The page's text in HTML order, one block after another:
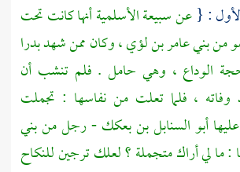
عنسبيعة الأسلميةأنها كانت تحت
منبني عامر بن لؤي، وكان ممن شهدبدرا
الوداع ، وهي حامل . فلم تنشب أن
، فلما تعلت من نفاسها : تجملت
أبو السنابل بن بعكك- رجل منبني
: ما لي أراك متجملة ؟ لعلك ترجين للنكاح